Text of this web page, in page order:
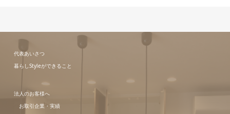
代表あいさつ
暮らしStyleができること
法人のお客様へ
お取引企業・実績